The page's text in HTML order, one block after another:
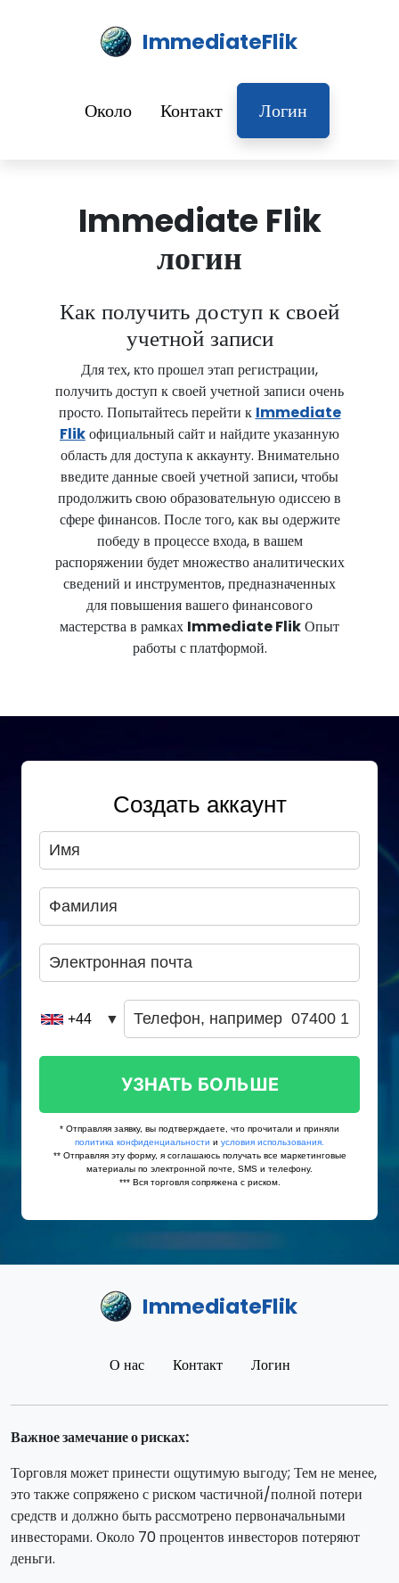
ImmediateFlik
Около Контакт Логин
Immediate Flik
логин
Как получить доступ к своей
учетной записи
Для тех, кто прошел этап регистрации,
получить доступ к своей учетной записи очень
просто. Попытайтесь перейти к Immediate
Flikофициальный сайт и найдите указанную
область для доступа к аккаунту. Внимательно
введите данные своей учетной записи, чтобы
продолжить свою образовательную одиссею в
сфере финансов. После того, как вы одержите
победу в процессе входа, в вашем
распоряжении будет множество аналитических
сведений и инструментов, предназначенных
для повышения вашего финансового
мастерства в рамках Immediate FlikОпыт
работы с платформой.
ImmediateFlik
О нас Контакт Логин
Важное замечание о рисках:
Торговля может принести ощутимую выгоду; Тем не менее,
это также сопряжено с риском частичной/полной потери
средств и должно быть рассмотрено первоначальными
инвесторами. Около 70 процентов инвесторов потеряют
деньги.